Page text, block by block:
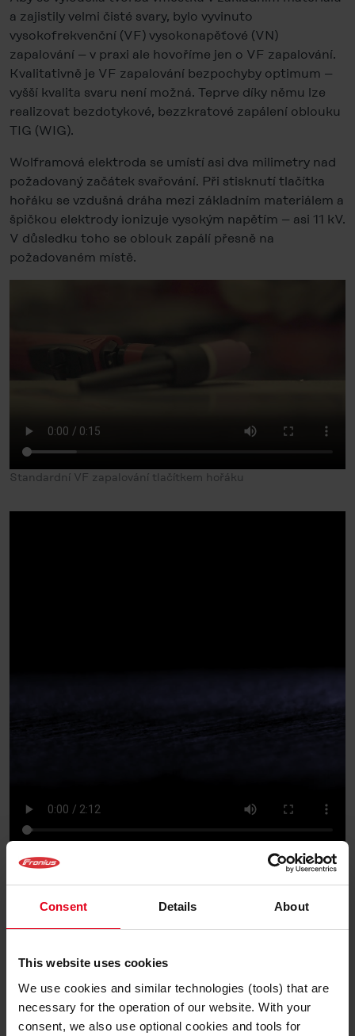
Consent Details About
This website uses cookies
We use cookies and similar technologies (tools) that are
necessary for the operation of our website. With your
consent, we also use optional cookies and tools for
a zajistily velmi čisté svary, bylo vyvinuto
vysokofrekvenční (VF) vysokonapěťové (VN)
zapalování – v praxi ale hovoříme jen o VF zapalování.
Kvalitativně je VF zapalování bezpochyby optimum –
vyšší kvalita svaru není možná. Teprve díky němu lze
realizovat bezdotykové, bezzkratové zapálení oblouku
TIG (WIG).
Wolframová elektroda se umístí asi dva milimetry nad
požadovaný začátek svařování. Při stisknutí tlačítka
hořáku se vzdušná dráha mezi základním materiálem a
špičkou elektrody ionizuje vysokým napětím – asi 11 kV.
V důsledku toho se oblouk zapálí přesně na
požadovaném místě.
Standardní VF zapalování tlačítkem hořáku
Standardní VF zapalování jako vysokorychlostní záznam
rozšíření svařovacího systému, najdeme tuto
Výhody VF zapalování